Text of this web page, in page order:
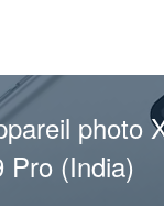
–
toutes
photo
Pro (India)